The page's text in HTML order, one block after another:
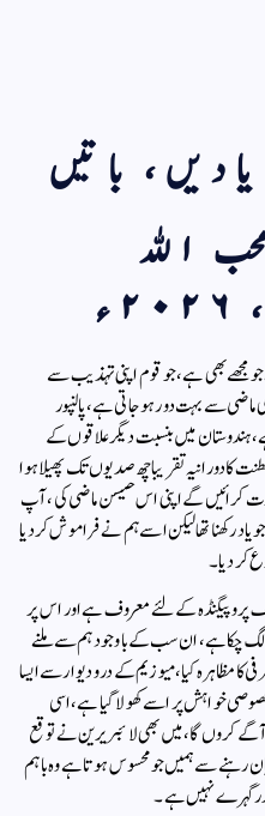
یادیں، باتیں
الله
مجھے بھی ہے، جو قوم اپنی تہذیب سے
ماضی سے بہت دور ہو جاتی ہے، پالنپور
میں بنسبت دیگر علاقوں کے
دورانیہ تقریبا چھ صدیوں تک پھیلا ہوا
کرائیں گے اپنی اس حیسن ماضی کی، آپ
جو یاد رکھنا تھا لیکن اسے ہم نے فراموش کردیا
کر دیا۔
پروپیگنڈہ کے لئے معروف ہے اور اس پر
چکا ہے، ان سب کے باوجود ہم سے ملنے
مظاہرہ کیا، میوزیم کے در و دیوار سے ایسا
خصوصی خواہش پر اسے کھولا گیا ہے، اسی
کروں گا، میں بھی لائبریرین نے توقع
رہنے سے ہمیں جو محسوس ہوتا ہے وہ باہم
گہرے نہیں ہے۔